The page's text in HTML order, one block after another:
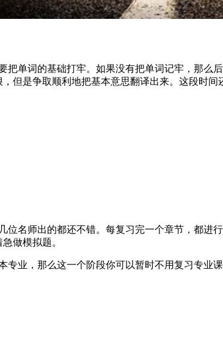
单词的基础打牢。如果没有把单词记牢，那么
但是争取顺利地把基本意思翻译出来。这段时
名师出的都还不错。每复习完一个章节，都进
做模拟题。
业，那么这一个阶段你可以暂时不用复习专业